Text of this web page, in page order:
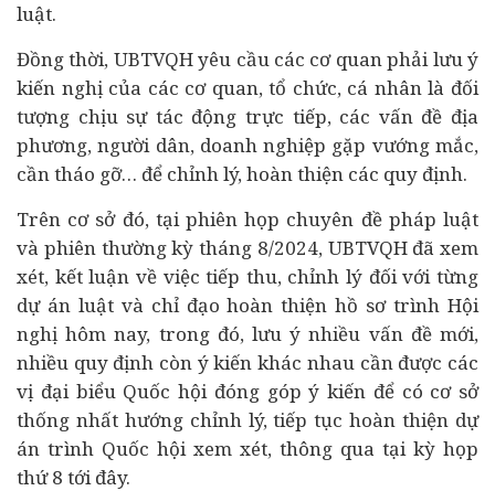
luật.
Đồng thời, UBTVQH yêu cầu các cơ quan phải lưu ý
kiến nghị của các cơ quan, tổ chức, cá nhân là đối
tượng chịu sự tác động trực tiếp, các vấn đề địa
phương, người dân, doanh nghiệp gặp vướng mắc,
cần tháo gỡ… để chỉnh lý, hoàn thiện các quy định.
Trên cơ sở đó, tại phiên họp chuyên đề pháp luật
và phiên thường kỳ tháng 8/2024, UBTVQH đã xem
xét, kết luận về việc tiếp thu, chỉnh lý đối với từng
dự án luật và chỉ đạo hoàn thiện hồ sơ trình Hội
nghị hôm nay, trong đó, lưu ý nhiều vấn đề mới,
nhiều quy định còn ý kiến khác nhau cần được các
vị đại biểu Quốc hội đóng góp ý kiến để có cơ sở
thống nhất hướng chỉnh lý, tiếp tục hoàn thiện dự
án trình Quốc hội xem xét, thông qua tại kỳ họp
thứ 8 tới đây.